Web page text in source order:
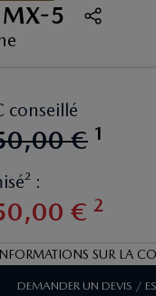
5
conseillé
,00 € 1
:
,00 € 2
SUR LA
DEMANDER UN DEVIS /